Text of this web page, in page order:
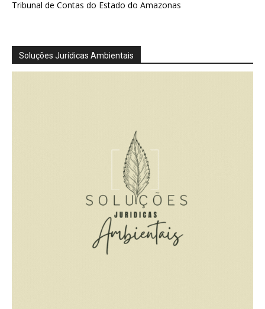
Tribunal de Contas do Estado do Amazonas
Soluções Jurídicas Ambientais